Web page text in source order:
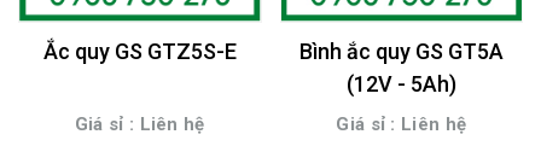
Ắc quy GS GTZ5S-E
Giá sỉ : Liên hệ
Bình ắc quy GS GT5A
(12V - 5Ah)
Giá sỉ : Liên hệ